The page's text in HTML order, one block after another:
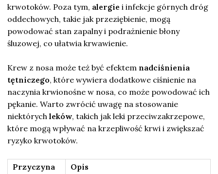
krwotoków. Poza tym, alergie i infekcje górnych dróg
oddechowych, takie jak przeziębienie, mogą
powodować stan zapalny i podrażnienie błony
śluzowej, co ułatwia krwawienie.
Krew z nosa może też być efektem nadciśnienia
tętniczego, które wywiera dodatkowe ciśnienie na
naczynia krwionośne w nosa, co może powodować ich
pękanie. Warto zwrócić uwagę na stosowanie
niektórych leków, takich jak leki przeciwzakrzepowe,
które mogą wpływać na krzepliwość krwi i zwiększać
ryzyko krwotoków.
Przyczyna
Opis